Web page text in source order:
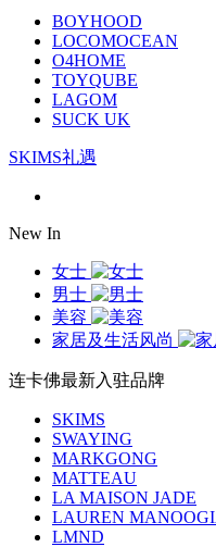
BOYHOOD
LOCOMOCEAN
O4HOME
TOYQUBE
LAGOM
SUCK UK
SKIMS礼遇
New In
女士
男士
美容
家居及生活风尚
连卡佛最新入驻品牌
SKIMS
SWAYING
MARKGONG
MATTEAU
LA MAISON JADE
LAUREN
LMND